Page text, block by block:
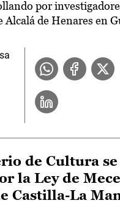
por
Alcalá de Henares en
de Cultura se
la Ley de
Castilla-La